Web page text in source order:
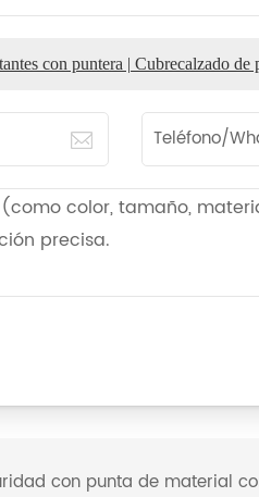
con puntera | Cubrecalzado
con punta de material